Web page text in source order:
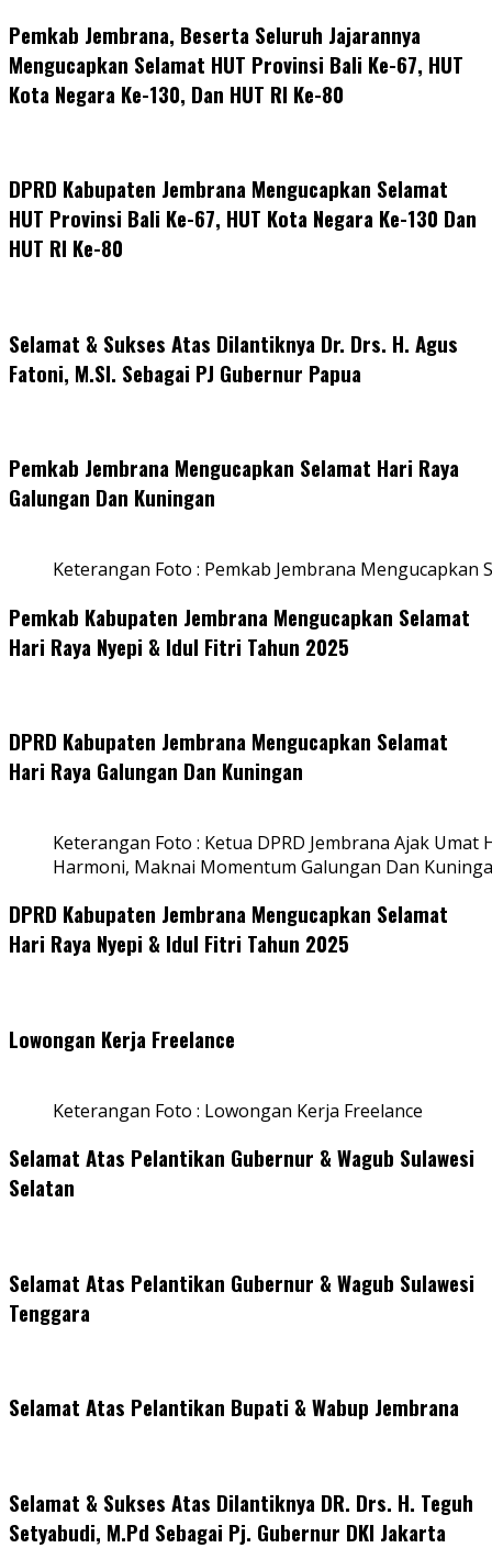
Pemkab Jembrana, Beserta Seluruh Jajarannya
Mengucapkan Selamat HUT Provinsi Bali Ke-67, HUT
Kota Negara Ke-130, Dan HUT RI Ke-80
DPRD Kabupaten Jembrana Mengucapkan Selamat
HUT Provinsi Bali Ke-67, HUT Kota Negara Ke-130 Dan
HUT RI Ke-80
Selamat & Sukses Atas Dilantiknya Dr. Drs. H. Agus
Fatoni, M.SI. Sebagai PJ Gubernur Papua
Pemkab Jembrana Mengucapkan Selamat Hari Raya
Galungan Dan Kuningan
Keterangan Foto : Pemkab Jembrana Mengucapkan
Pemkab Kabupaten Jembrana Mengucapkan Selamat
Hari Raya Nyepi & Idul Fitri Tahun 2025
DPRD Kabupaten Jembrana Mengucapkan Selamat
Hari Raya Galungan Dan Kuningan
Keterangan Foto : Ketua DPRD Jembrana Ajak
Harmoni, Maknai Momentum Galungan Dan
DPRD Kabupaten Jembrana Mengucapkan Selamat
Hari Raya Nyepi & Idul Fitri Tahun 2025
Lowongan Kerja Freelance
Keterangan Foto : Lowongan Kerja Freelance
Selamat Atas Pelantikan Gubernur & Wagub Sulawesi
Selatan
Selamat Atas Pelantikan Gubernur & Wagub Sulawesi
Tenggara
Selamat Atas Pelantikan Bupati & Wabup Jembrana
Selamat & Sukses Atas Dilantiknya DR. Drs. H. Teguh
Setyabudi, M.Pd Sebagai Pj. Gubernur DKI Jakarta